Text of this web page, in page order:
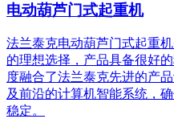
电动葫芦门式起重机
法兰泰克电动葫芦门式起重
的理想选择，产品具备很好
度融合了法兰泰克先进的产
及前沿的计算机智能系统，
稳定。